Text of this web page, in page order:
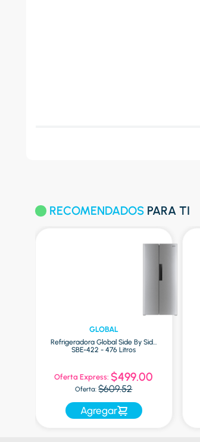
RECOMENDADOS PARA TI
GLOBAL
Refrigeradora Global Side By Side
SBE-422 - 476 Litros
Oferta Express: $499.00
Oferta: $609.52
Agregar